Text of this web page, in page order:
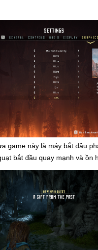
game này là máy bắt đầu
bắt đầu quay mạnh và ồn